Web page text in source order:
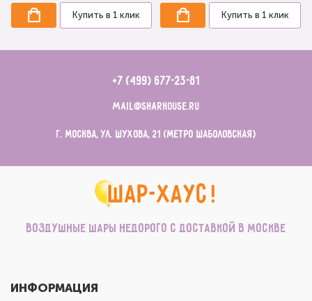
Купить в 1 клик Купить в 1 клик
+7 (499) 677-23-81
mail@sharhouse.ru
г. Москва, ул. Шухова, 21 (метро Шаболовская)
Воздушные шары недорого с доставкой в Москве
ИНФОРМАЦИЯ